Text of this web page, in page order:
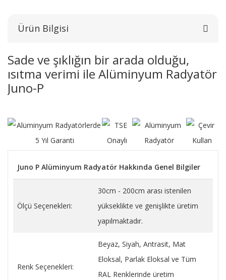
Ürün Bilgisi
Sade ve şıklığın bir arada olduğu,
ısıtma verimi ile Alüminyum Radyatör
Juno-P
Juno P Alüminyum Radyatör Hakkında Genel Bilgiler
Ölçü Seçenekleri:
30cm - 200cm arası istenilen
yükseklikte ve genişlikte üretim
yapılmaktadır.
Renk Seçenekleri:
Beyaz, Siyah, Antrasit, Mat
Eloksal, Parlak Eloksal ve Tüm
RAL Renklerinde üretim